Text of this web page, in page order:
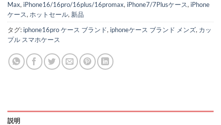
Max, iPhone16/16pro/16plus/16promax, iPhone7/7Plusケース, iPhone
ケース, ホットセール, 新品
タグ: iphone16pro ケース ブランド, iphoneケース ブランド メンズ, カッ
プル スマホケース
説明